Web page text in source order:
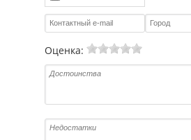
Оценка: